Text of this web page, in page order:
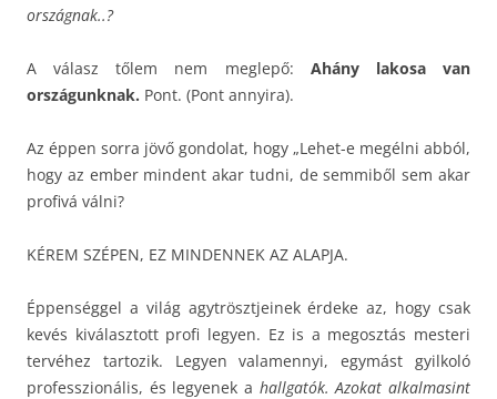
országnak..?
A válasz tőlem nem meglepő: Ahány lakosa van
országunknak. Pont. (Pont annyira).
Az éppen sorra jövő gondolat, hogy „Lehet-e megélni abból,
hogy az ember mindent akar tudni, de semmiből sem akar
profivá válni?
KÉREM SZÉPEN, EZ MINDENNEK AZ ALAPJA.
Éppenséggel a világ agytrösztjeinek érdeke az, hogy csak
kevés kiválasztott profi legyen. Ez is a megosztás mesteri
tervéhez tartozik. Legyen valamennyi, egymást gyilkoló
professzionális, és legyenek a hallgatók. Azokat alkalmasint